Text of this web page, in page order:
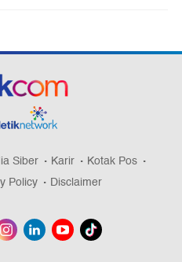
Siber Karir
Kotak Pos
Policy Disclaimer